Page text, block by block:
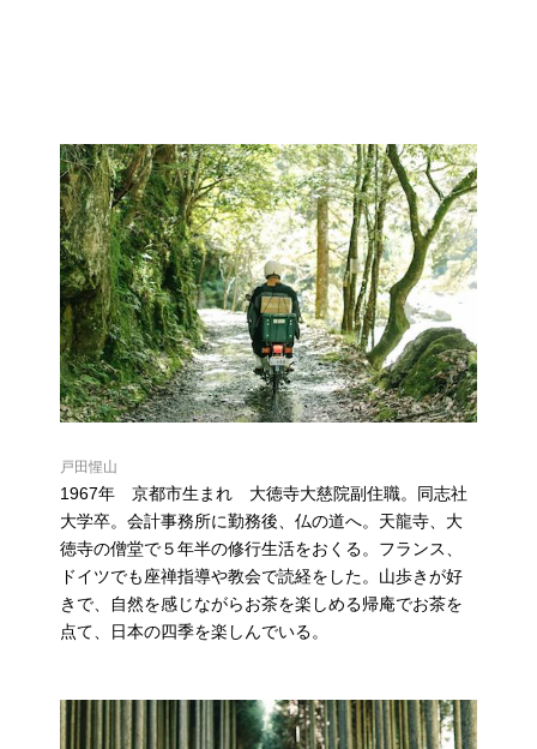
戸田惺山
1967年 京都市生まれ 大徳寺大慈院副住職。同志社
大学卒。会計事務所に勤務後、仏の道へ。天龍寺、大
徳寺の僧堂で５年半の修行生活をおくる。フランス、
ドイツでも座禅指導や教会で読経をした。山歩きが好
きで、自然を感じながらお茶を楽しめる帰庵でお茶を
点て、日本の四季を楽しんでいる。